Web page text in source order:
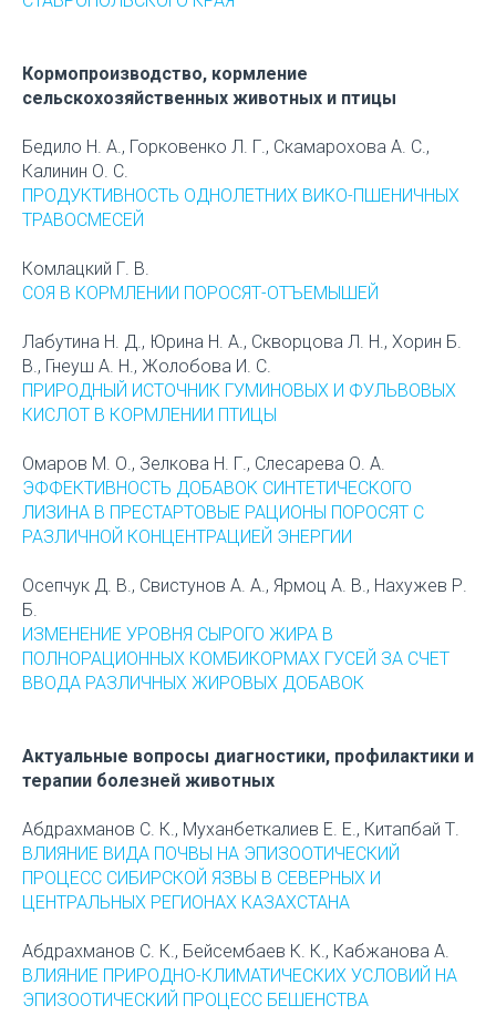
Кормопроизводство, кормление
сельскохозяйственных животных и птицы
Бедило Н. А., Горковенко Л. Г., Скамарохова А. С.,
Калинин О. С.
ПРОДУКТИВНОСТЬ ОДНОЛЕТНИХ ВИКО-ПШЕНИЧНЫХ
ТРАВОСМЕСЕЙ
Комлацкий Г. В.
СОЯ В КОРМЛЕНИИ ПОРОСЯТ-ОТЪЕМЫШЕЙ
Лабутина Н. Д., Юрина Н. А., Скворцова Л. Н., Хорин Б.
В., Гнеуш А. Н., Жолобова И. С.
ПРИРОДНЫЙ ИСТОЧНИК ГУМИНОВЫХ И ФУЛЬВОВЫХ
КИСЛОТ В КОРМЛЕНИИ ПТИЦЫ
Омаров М. О., Зелкова Н. Г., Слесарева О. А.
ЭФФЕКТИВНОСТЬ ДОБАВОК СИНТЕТИЧЕСКОГО
ЛИЗИНА В ПРЕСТАРТОВЫЕ РАЦИОНЫ ПОРОСЯТ С
РАЗЛИЧНОЙ КОНЦЕНТРАЦИЕЙ ЭНЕРГИИ
Осепчук Д. В., Свистунов А. А., Ярмоц А. В., Нахужев Р.
Б.
ИЗМЕНЕНИЕ УРОВНЯ СЫРОГО ЖИРА В
ПОЛНОРАЦИОННЫХ КОМБИКОРМАХ ГУСЕЙ ЗА СЧЕТ
ВВОДА РАЗЛИЧНЫХ ЖИРОВЫХ ДОБАВОК
Актуальные вопросы диагностики, профилактики и
терапии болезней животных
Абдрахманов С. К., Муханбеткалиев Е. Е., Китапбай Т.
ВЛИЯНИЕ ВИДА ПОЧВЫ НА ЭПИЗООТИЧЕСКИЙ
ПРОЦЕСС СИБИРСКОЙ ЯЗВЫ В СЕВЕРНЫХ И
ЦЕНТРАЛЬНЫХ РЕГИОНАХ КАЗАХСТАНА
Абдрахманов С. К., Бейсембаев К. К., Кабжанова А.
ВЛИЯНИЕ ПРИРОДНО-КЛИМАТИЧЕСКИХ УСЛОВИЙ НА
ЭПИЗООТИЧЕСКИЙ ПРОЦЕСС БЕШЕНСТВА